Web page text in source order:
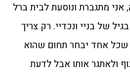
מתגברת ונוסעת לבית ברל
של בניי ונכדיי. רק צריך
אחד יבחר תחום שהוא
ולאתגר אותו אבל לדעת